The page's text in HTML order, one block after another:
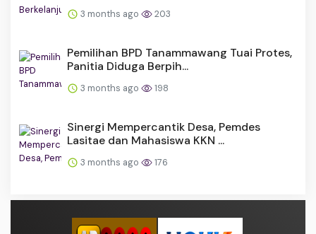
3 months ago 203
Pemilihan BPD Tanammawang Tuai Protes,
Panitia Diduga Berpih...
3 months ago 198
Sinergi Mempercantik Desa, Pemdes
Lasitae dan Mahasiswa KKN ...
3 months ago 176